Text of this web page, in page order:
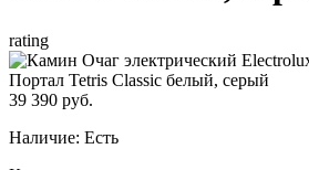
rating
39 390 руб.
Наличие: Есть